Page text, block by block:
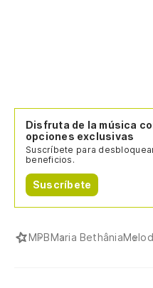
Disfruta de la música
opciones exclusivas
Suscríbete para
beneficios.
Suscríbete
MPBMaria Bethânia